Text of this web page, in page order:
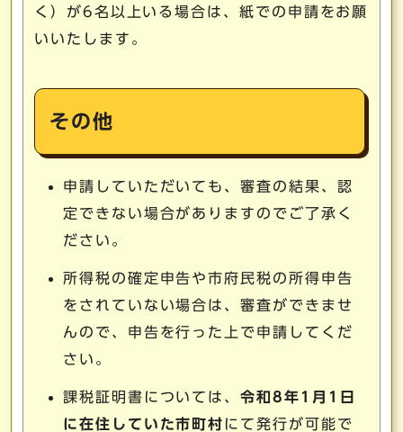
く）が6名以上いる場合は、紙での申請をお願
いいたします。
その他
申請していただいても、審査の結果、認
定できない場合がありますのでご了承く
ださい。
所得税の確定申告や市府民税の所得申告
をされていない場合は、審査ができませ
んので、申告を行った上で申請してくだ
さい。
課税証明書については、令和8年1月1日
に在住していた市町村 にて発行が可能で